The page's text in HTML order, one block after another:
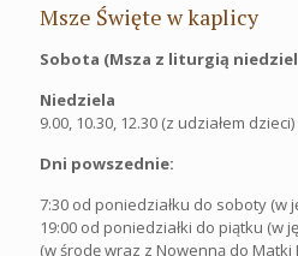
Msze Święte w kaplicy
Sobota (Msza z liturgią
Niedziela
9.00, 10.30, 12.30 (z udziałem dzieci)
Dni powszednie:
7:30 od poniedziałku do soboty (w
19:00 od poniedziałki do piątku (w
(w środę wraz z Nowenną do Matki